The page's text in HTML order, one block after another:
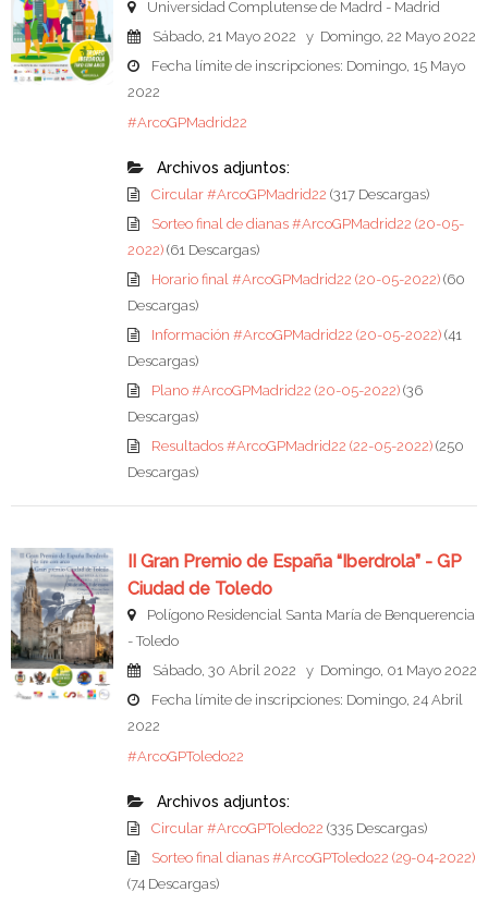
Universidad Complutense de Madrd - Madrid
Sábado, 21 Mayo 2022 y Domingo, 22 Mayo 2022
Fecha límite de inscripciones: Domingo, 15 Mayo
2022
#ArcoGPMadrid22
Archivos adjuntos:
Circular #ArcoGPMadrid22 (317 Descargas)
Sorteo final de dianas #ArcoGPMadrid22 (20-05-
2022) (61 Descargas)
Horario final #ArcoGPMadrid22 (20-05-2022) (60
Descargas)
Información #ArcoGPMadrid22 (20-05-2022) (41
Descargas)
Plano #ArcoGPMadrid22 (20-05-2022) (36
Descargas)
Resultados #ArcoGPMadrid22 (22-05-2022) (250
Descargas)
II Gran Premio de España “Iberdrola” - GP
Ciudad de Toledo
Polígono Residencial Santa María de Benquerencia
- Toledo
Sábado, 30 Abril 2022 y Domingo, 01 Mayo 2022
Fecha límite de inscripciones: Domingo, 24 Abril
2022
#ArcoGPToledo22
Archivos adjuntos:
Circular #ArcoGPToledo22 (335 Descargas)
Sorteo final dianas #ArcoGPToledo22 (29-04-2022)
(74 Descargas)